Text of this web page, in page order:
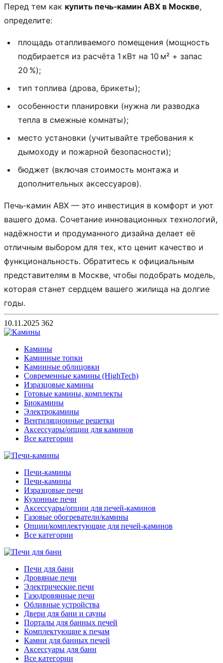
Перед тем как купить печь‑камин ABX в Москве,
определите:
площадь отапливаемого помещения (мощность
подбирается из расчёта 1 кВт на 10 м² + запас
20 %);
тип топлива (дрова, брикеты);
особенности планировки (нужна ли разводка
тепла в смежные комнаты);
место установки (учитывайте требования к
дымоходу и пожарной безопасности);
бюджет (включая стоимость монтажа и
дополнительных аксессуаров).
Печь‑камин ABX — это инвестиция в комфорт и уют
вашего дома. Сочетание инновационных технологий,
надёжности и продуманного дизайна делает её
отличным выбором для тех, кто ценит качество и
функциональность. Обратитесь к официальным
представителям в Москве, чтобы подобрать модель,
которая станет сердцем вашего жилища на долгие
годы.
10.11.2025 362
Камины
Каминные топки
Каминные облицовки
Современные камины (HighTech)
Изразцовые камины
Готовые камины, комплекты
Биокамины
Электрокамины
Вентиляционные решетки
Аксессуары/опции для каминов
Все категории
Печи-камины
Печи-камины
Изразцовые печи
Кухонные печи
Аксессуары/опции для печей-каминов
Газовые обогреватели/камины
Опции/комплектующие для печей-каминов
Все категории
Печи для бани
Дровяные печи
Электрические печи
Газодровянные печи
Обливные устройства
Двери для бани и сауны
Порталы для банных печей
Комплектующие к печам
Камни для банных печей
Аксессуары для бани
Все категории